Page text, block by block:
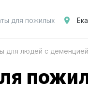
для пожилых
для людей с деменцией